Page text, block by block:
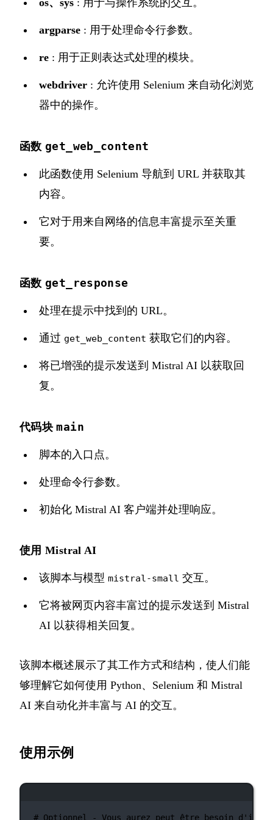
argparse : 用于处理命令行参数。
re : 用于正则表达式处理的模块。
webdriver : 允许使用 Selenium 来自动化浏览
器中的操作。
函数 get_web_content
此函数使用 Selenium 导航到 URL 并获取其
内容。
它对于用来自网络的信息丰富提示至关重
要。
函数 get_response
处理在提示中找到的 URL。
通过 get_web_content 获取它们的内容。
将已增强的提示发送到 Mistral AI 以获取回
复。
代码块main
脚本的入口点。
处理命令行参数。
初始化 Mistral AI 客户端并处理响应。
使用 Mistral AI
该脚本与模型 mistral-small 交互。
它将被网页内容丰富过的提示发送到 Mistral
AI 以获得相关回复。
该脚本概述展示了其工作方式和结构，使人们能
够理解它如何使用 Python、Selenium 和 Mistral
AI 来自动化并丰富与 AI 的交互。
使用示例
# Optionnel - Vous aurez peut être besoin